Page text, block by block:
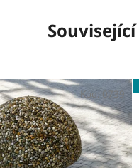
Kód:0739